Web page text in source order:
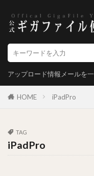
アップロード情報メールを
HOME iPadPro
TAG
iPadPro